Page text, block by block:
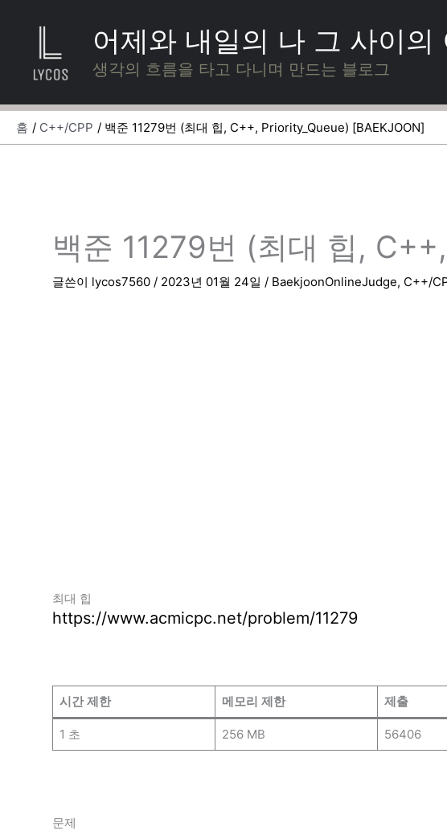
너
기
어제와 내일의 나 그 사이의
생각의 흐름을 타고 다니며 만드는 블로그
홈 C++/CPP 백준 11279번 (최대 힙, C++, Priority_Queue) [BAEKJOON]
백준 11279번 (최대 힙,
글쓴이 lycos7560 / 2023년 01월 24일 / BaekjoonOnlineJudge, C++/
최대 힙
https://www.acmicpc.net/problem/11279
시간 제한 메모리 제한 제출
1 초 256 MB 56406
문제